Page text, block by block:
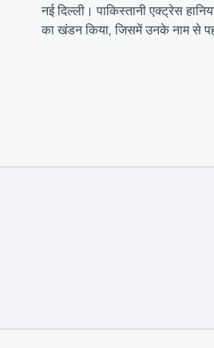
नई दिल्ली। पाकिस्तानी एक्ट्रेस
का खंडन किया, जिसमें उनके नाम से